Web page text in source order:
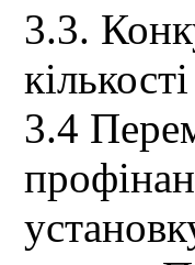
3.3.
3.4